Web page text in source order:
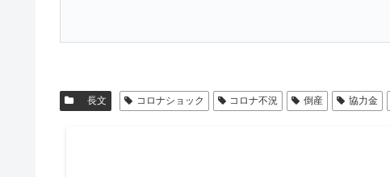
長文 コロナショック コロナ不況 倒産 協力金